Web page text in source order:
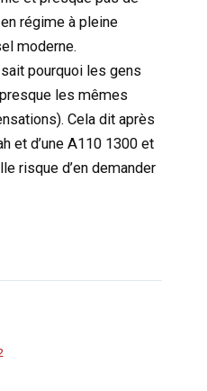
régime à pleine
moderne.
pourquoi les gens
les mêmes
Cela dit après
et d’une A110 1300 et
risque d’en demander